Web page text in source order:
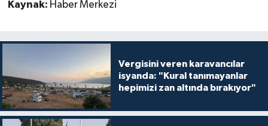
Kaynak: Haber Merkezi
Vergisini veren karavancılar
isyanda: "Kural tanımayanlar
hepimizi zan altında bırakıyor"